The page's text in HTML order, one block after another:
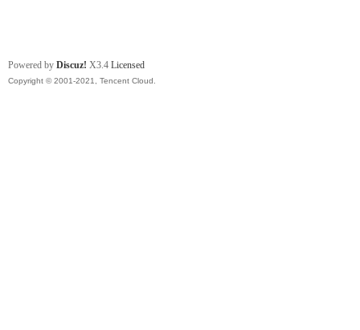
Powered by Discuz! X3.4 Licensed
Copyright © 2001-2021, Tencent Cloud.